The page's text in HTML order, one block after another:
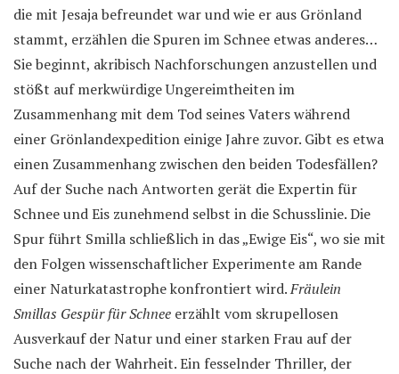
die mit Jesaja befreundet war und wie er aus Grönland
stammt, erzählen die Spuren im Schnee etwas anderes…
Sie beginnt, akribisch Nachforschungen anzustellen und
stößt auf merkwürdige Ungereimtheiten im
Zusammenhang mit dem Tod seines Vaters während
einer Grönlandexpedition einige Jahre zuvor. Gibt es etwa
einen Zusammenhang zwischen den beiden Todesfällen?
Auf der Suche nach Antworten gerät die Expertin für
Schnee und Eis zunehmend selbst in die Schusslinie. Die
Spur führt Smilla schließlich in das „Ewige Eis“, wo sie mit
den Folgen wissenschaftlicher Experimente am Rande
einer Naturkatastrophe konfrontiert wird.Fräulein
Smillas Gespür für Schnee erzählt vom skrupellosen
Ausverkauf der Natur und einer starken Frau auf der
Suche nach der Wahrheit. Ein fesselnder Thriller, der